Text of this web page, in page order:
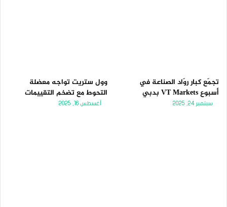
تجمّع كبار روّاد الصناعة في
أسبوع VT Markets بدبي
سبتمبر 24, 2025
وول ستريت تواجه معضلة
التحوط مع تضخم التقييمات
أغسطس 16, 2025